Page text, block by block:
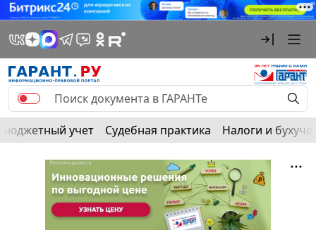
Бюджетный учет Судебная практика Налоги и